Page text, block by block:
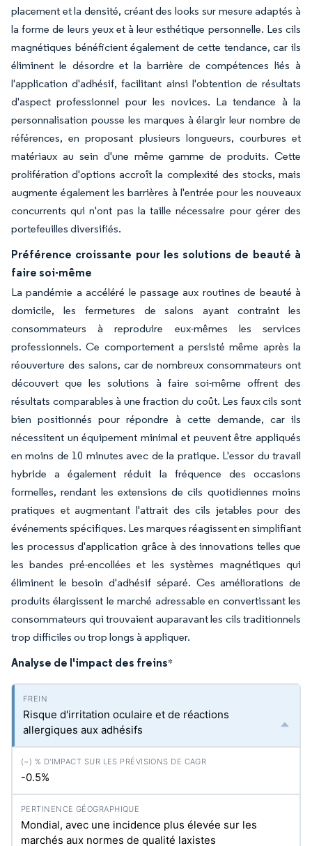
placement et la densité, créant des looks sur mesure adaptés à
la forme de leurs yeux et à leur esthétique personnelle. Les cils
magnétiques bénéficient également de cette tendance, car ils
éliminent le désordre et la barrière de compétences liés à
l'application d'adhésif, facilitant ainsi l'obtention de résultats
d'aspect professionnel pour les novices. La tendance à la
personnalisation pousse les marques à élargir leur nombre de
références, en proposant plusieurs longueurs, courbures et
matériaux au sein d'une même gamme de produits. Cette
prolifération d'options accroît la complexité des stocks, mais
augmente également les barrières à l'entrée pour les nouveaux
concurrents qui n'ont pas la taille nécessaire pour gérer des
portefeuilles diversifiés.
Préférence croissante pour les solutions de beauté à
faire soi-même
La pandémie a accéléré le passage aux routines de beauté à
domicile, les fermetures de salons ayant contraint les
consommateurs à reproduire eux-mêmes les services
professionnels. Ce comportement a persisté même après la
réouverture des salons, car de nombreux consommateurs ont
découvert que les solutions à faire soi-même offrent des
résultats comparables à une fraction du coût. Les faux cils sont
bien positionnés pour répondre à cette demande, car ils
nécessitent un équipement minimal et peuvent être appliqués
en moins de 10 minutes avec de la pratique. L'essor du travail
hybride a également réduit la fréquence des occasions
formelles, rendant les extensions de cils quotidiennes moins
pratiques et augmentant l'attrait des cils jetables pour des
événements spécifiques. Les marques réagissent en simplifiant
les processus d'application grâce à des innovations telles que
les bandes pré-encollées et les systèmes magnétiques qui
éliminent le besoin d'adhésif séparé. Ces améliorations de
produits élargissent le marché adressable en convertissant les
consommateurs qui trouvaient auparavant les cils traditionnels
trop difficiles ou trop longs à appliquer.
Analyse de l'impact des freins*
Risque d'irritation oculaire et de réactions
allergiques aux adhésifs
-0.5%
Mondial, avec une incidence plus élevée sur les
marchés aux normes de qualité laxistes